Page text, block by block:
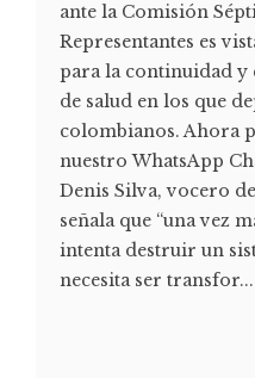
ante la Comisión
Representantes es
para la continuidad y
de salud en los que
colombianos. Ahora
nuestro WhatsApp
Denis Silva, vocero
señala que “una vez
intenta destruir un
necesita ser transfor...